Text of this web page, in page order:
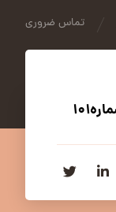
تماس ضروری